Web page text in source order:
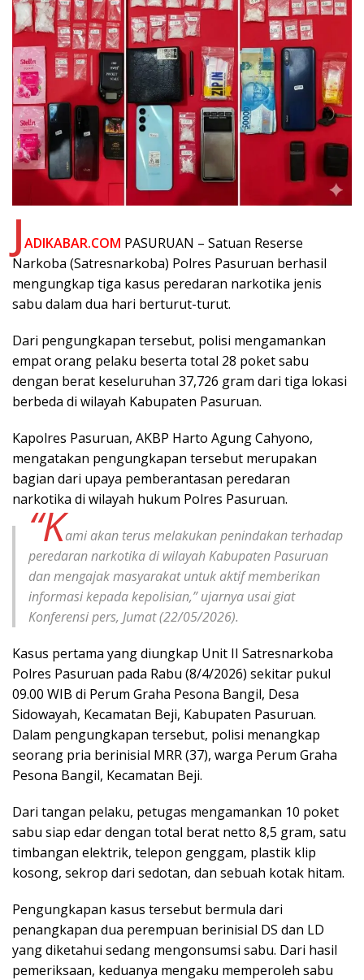
JADIKABAR.COM PASURUAN – Satuan Reserse
Narkoba (Satresnarkoba) Polres Pasuruan berhasil
mengungkap tiga kasus peredaran narkotika jenis
sabu dalam dua hari berturut-turut.
Dari pengungkapan tersebut, polisi mengamankan
empat orang pelaku beserta total 28 poket sabu
dengan berat keseluruhan 37,726 gram dari tiga lokasi
berbeda di wilayah Kabupaten Pasuruan.
Kapolres Pasuruan, AKBP Harto Agung Cahyono,
mengatakan pengungkapan tersebut merupakan
bagian dari upaya pemberantasan peredaran
narkotika di wilayah hukum Polres Pasuruan.
“Kami akan terus melakukan penindakan terhadap
peredaran narkotika di wilayah Kabupaten Pasuruan
dan mengajak masyarakat untuk aktif memberikan
informasi kepada kepolisian,” ujarnya usai giat
Konferensi pers, Jumat (22/05/2026).
Kasus pertama yang diungkap Unit II Satresnarkoba
Polres Pasuruan pada Rabu (8/4/2026) sekitar pukul
09.00 WIB di Perum Graha Pesona Bangil, Desa
Sidowayah, Kecamatan Beji, Kabupaten Pasuruan.
Dalam pengungkapan tersebut, polisi menangkap
seorang pria berinisial MRR (37), warga Perum Graha
Pesona Bangil, Kecamatan Beji.
Dari tangan pelaku, petugas mengamankan 10 poket
sabu siap edar dengan total berat netto 8,5 gram, satu
timbangan elektrik, telepon genggam, plastik klip
kosong, sekrop dari sedotan, dan sebuah kotak hitam.
Pengungkapan kasus tersebut bermula dari
penangkapan dua perempuan berinisial DS dan LD
yang diketahui sedang mengonsumsi sabu. Dari hasil
pemeriksaan, keduanya mengaku memperoleh sabu